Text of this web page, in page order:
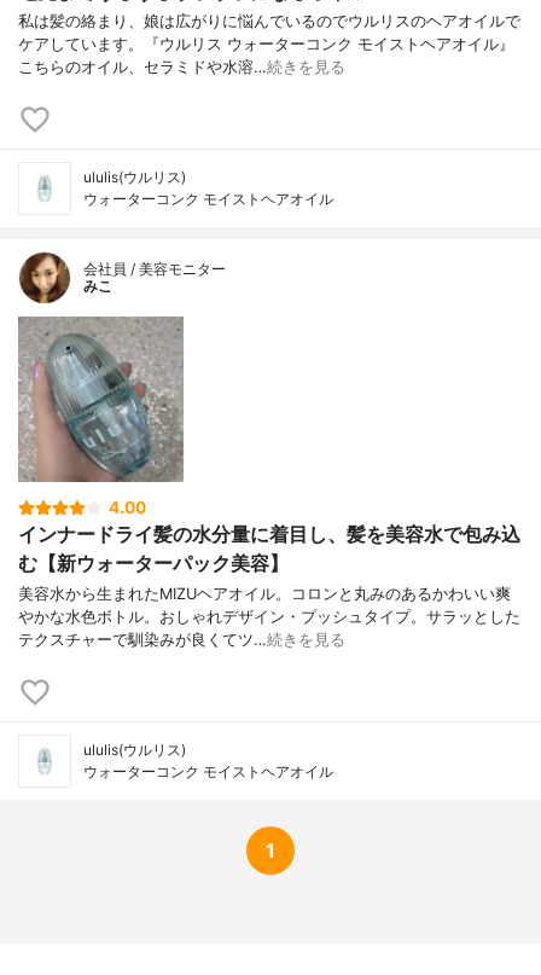
私は髪の絡まり、娘は広がりに悩んでいるのでウルリスのヘアオイルで
ケアしています。『ウルリス ウォーターコンク モイストヘアオイル』
こちらのオイル、セラミドや水溶…続きを見る
ululis(ウルリス)
ウォーターコンク モイストヘアオイル
会社員 / 美容モニター
みこ
4.00
インナードライ髪の水分量に着目し、髪を美容水で包み込
む【新ウォーターパック美容】
美容水から生まれたMIZUヘアオイル。コロンと丸みのあるかわいい爽
やかな水色ボトル。おしゃれデザイン・プッシュタイプ。サラッとした
テクスチャーで馴染みが良くてツ…続きを見る
ululis(ウルリス)
ウォーターコンク モイストヘアオイル
1